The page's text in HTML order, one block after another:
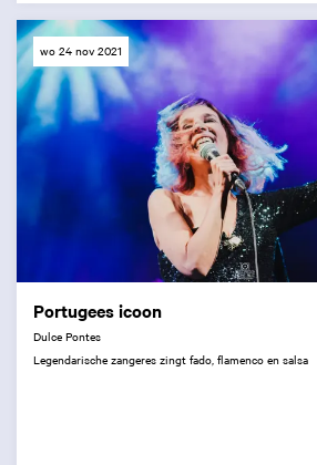
Portugees icoon
Dulce Pontes
Legendarische zangeres zingt fado, flamenco en salsa
wo 24 nov 2021